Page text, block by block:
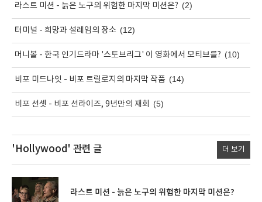
라스트 미션 - 늙은 노구의 위험한 마지막 미션은? (2)
터미널 - 희망과 설레임의 장소 (12)
머니볼 - 한국 인기드라마 '스토브리그' 이 영화에서 모티브를? (10)
비포 미드나잇 - 비포 트릴로지의 마지막 작품 (14)
비포 선셋 - 비포 선라이즈, 9년만의 재회 (5)
'Hollywood' 관련 글 더 보기
라스트 미션 - 늙은 노구의 위험한 마지막 미션은?